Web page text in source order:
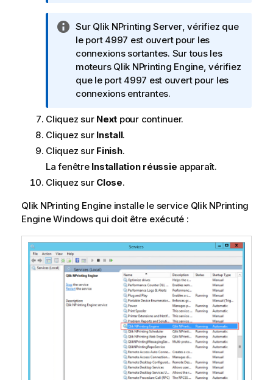
n
f
o
r
m
a
i
o
n
s
N
o
t
e
I
n
o
r
m
t
i
n
Sur Qlik NPrinting Server, vérifiez que
le port 4997 est ouvert pour les
connexions sortantes. Sur tous les
moteurs Qlik NPrinting Engine, vérifiez
que le port 4997 est ouvert pour les
connexions entrantes.
Cliquez sur Next pour continuer.
Cliquez sur Install.
Cliquez sur Finish.
La fenêtre Installation réussie apparaît.
Cliquez sur Close.
Qlik NPrinting Engineinstalle le service Qlik NPrinting
EngineWindowsqui doit être exécuté :